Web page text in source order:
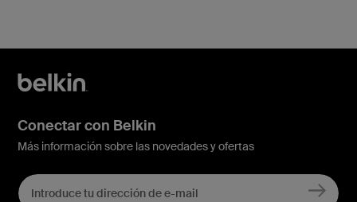
Conectar con Belkin
Más información sobre las novedades y ofertas